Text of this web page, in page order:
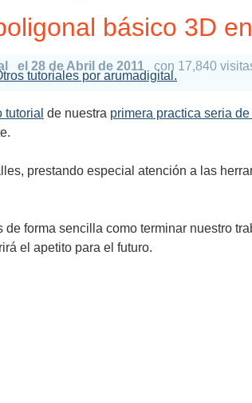
básico 3D
el 28 de Abril de 2011 con 17,840
tutoriales por arumadigital.
tutorial de nuestra primera practica seria
prestando especial atención a las
de forma sencilla como terminar nuestro
el apetito para el futuro.